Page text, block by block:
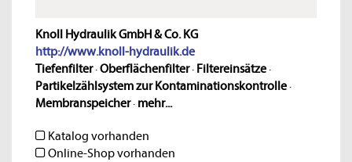
Knoll Hydraulik GmbH & Co. KG
http://www.knoll-hydraulik.de
Tiefenfilter·Oberflächenfilter· Filtereinsätze·
Partikelzählsystem zur Kontaminationskontrolle·
Membranspeicher· mehr...
Katalog vorhanden
Online-Shop vorhanden